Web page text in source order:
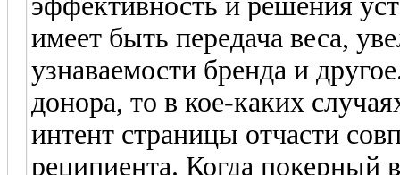
имеет быть передача веса,
узнаваемости бренда и
донора, то в кое-каких
интент страницы отчасти
реципиента. Когда покерный